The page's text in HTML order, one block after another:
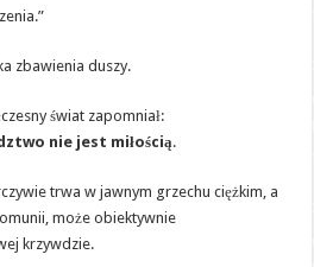
zbawienia duszy.
świat zapomniał:
nie jest miłością.
trwa w jawnym grzechu ciężkim, a
może obiektywnie
krzywdzie.